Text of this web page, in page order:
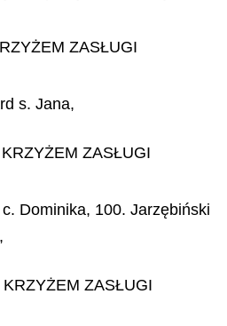
ZASŁUGI
s. Jana,
ZASŁUGI
Dominika, 100. Jarzębiński
ZASŁUGI